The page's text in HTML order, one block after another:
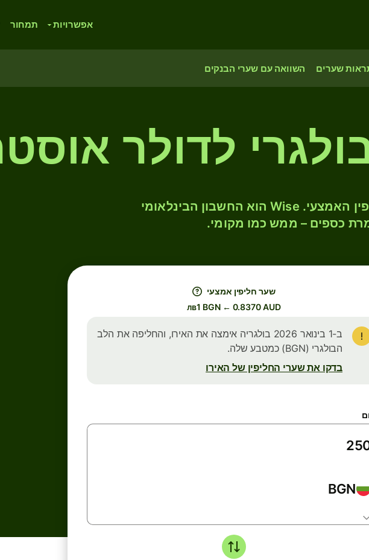
אפשרויות תמחור
שערים השוואה עם שערי הבנקים
המירו BGN ל- AUD לפי שער החליפין האמצעי. Wise הוא החשבון הבינלאומי
כספים – ממש כמו מקומי.
שער חליפין אמצעי
лв1 BGN ← 0.8370 AUD
ב-1 בינואר 2026 בולגריה אימצה את האירו, והחליפה את הלב
הבולגרי (BGN) כמטבע שלה.
בדקו את שערי החליפין של האירו
BGN